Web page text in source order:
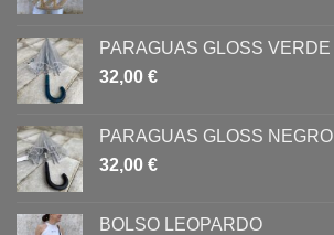
PARAGUAS GLOSS VERDE
32,00 €
PARAGUAS GLOSS NEGRO
32,00 €
BOLSO LEOPARDO